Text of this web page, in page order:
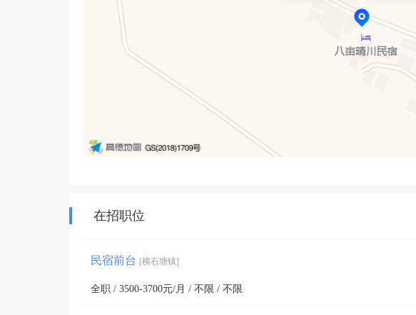
在招职位
民宿前台 [横石塘镇]
全职 / 3500-3700元/月 / 不限 / 不限